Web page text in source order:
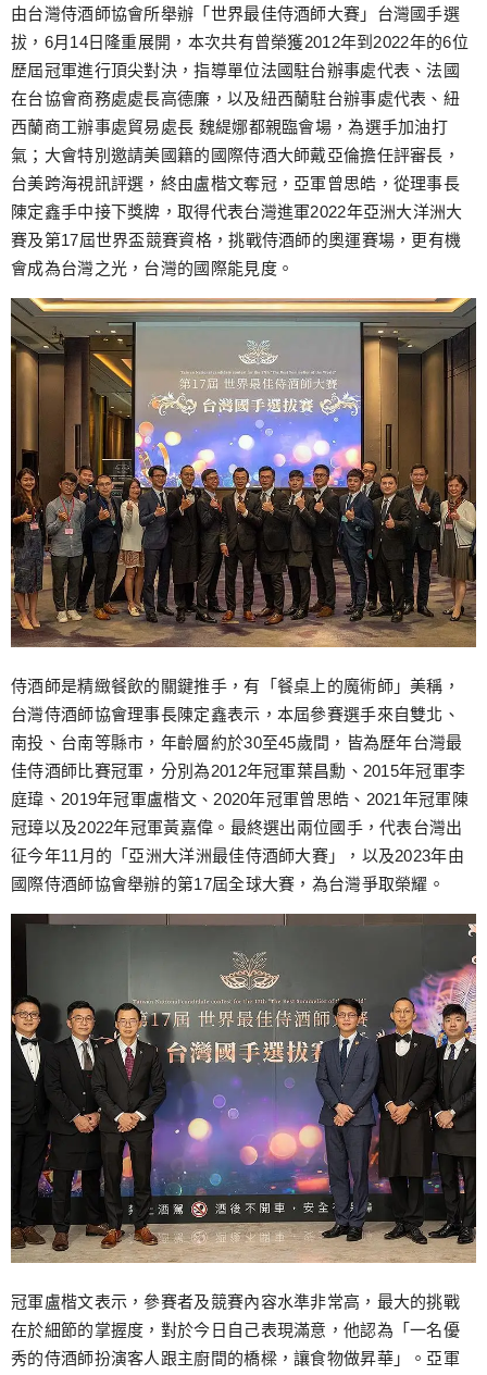
跳
至
主
要
內
容
由台灣侍酒師協會所舉辦「世界最佳侍酒師大賽」台灣國手選
拔，6月14日隆重展開，本次共有曾榮獲2012年到2022年的6位
歷屆冠軍進行頂尖對決，指導單位法國駐台辦事處代表、法國
在台協會商務處處長高德廉，以及紐西蘭駐台辦事處代表、紐
西蘭商工辦事處貿易處長 魏緹娜都親臨會場，為選手加油打
氣；大會特別邀請美國籍的國際侍酒大師戴亞倫擔任評審長，
台美跨海視訊評選，終由盧楷文奪冠，亞軍曾思皓，從理事長
陳定鑫手中接下獎牌，取得代表台灣進軍2022年亞洲大洋洲大
賽及第17屆世界盃競賽資格，挑戰侍酒師的奧運賽場，更有機
會成為台灣之光，台灣的國際能見度。
侍酒師是精緻餐飲的關鍵推手，有「餐桌上的魔術師」美稱，
台灣侍酒師協會理事長陳定鑫表示，本屆參賽選手來自雙北、
南投、台南等縣市，年齡層約於30至45歲間，皆為歷年台灣最
佳侍酒師比賽冠軍，分別為2012年冠軍葉昌勳、2015年冠軍李
庭瑋、2019年冠軍盧楷文、2020年冠軍曾思皓、2021年冠軍陳
冠璋以及2022年冠軍黃嘉偉。最終選出兩位國手，代表台灣出
征今年11月的「亞洲大洋洲最佳侍酒師大賽」，以及2023年由
國際侍酒師協會舉辦的第17屆全球大賽，為台灣爭取榮耀。
冠軍盧楷文表示，參賽者及競賽內容水準非常高，最大的挑戰
在於細節的掌握度，對於今日自己表現滿意，他認為「一名優
秀的侍酒師扮演客人跟主廚間的橋樑，讓食物做昇華」。亞軍